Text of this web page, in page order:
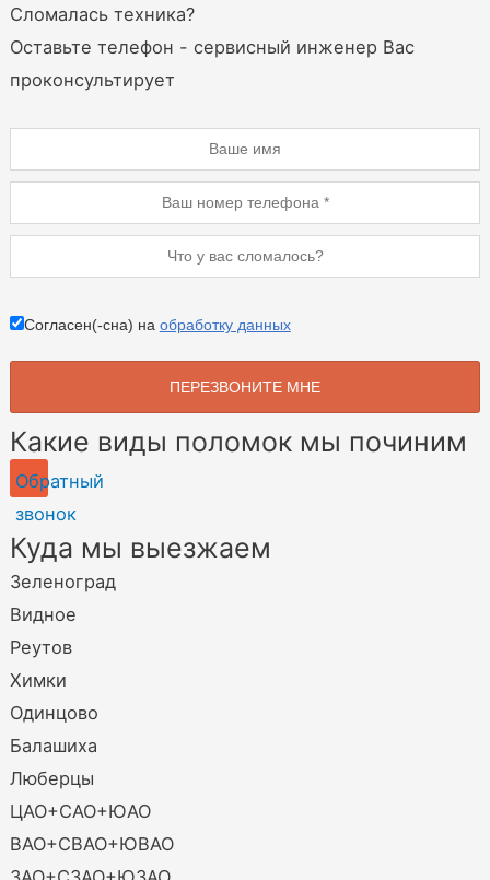
Сломалась техника?
Оставьте телефон - сервисный инженер Вас
проконсультирует
Согласен(-сна) на обработку данных
Какие виды поломок мы починим
Обратный
звонок
Куда мы выезжаем
Зеленоград
Видное
Реутов
Химки
Одинцово
Балашиха
Люберцы
ЦАО+САО+ЮАО
ВАО+СВАО+ЮВАО